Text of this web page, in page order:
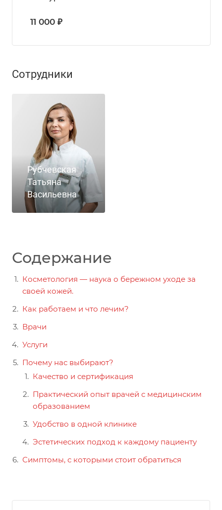
11 000 ₽
Сотрудники
Рубчевская
Татьяна
Васильевна
Содержание
Косметология — наука о бережном уходе за
своей кожей.
Как работаем и что лечим?
Врачи
Услуги
Почему нас выбирают?
Качество и сертификация
Практический опыт врачей с медицинским
образованием
Удобство в одной клинике
Эстетических подход к каждому пациенту
Симптомы, с которыми стоит обратиться